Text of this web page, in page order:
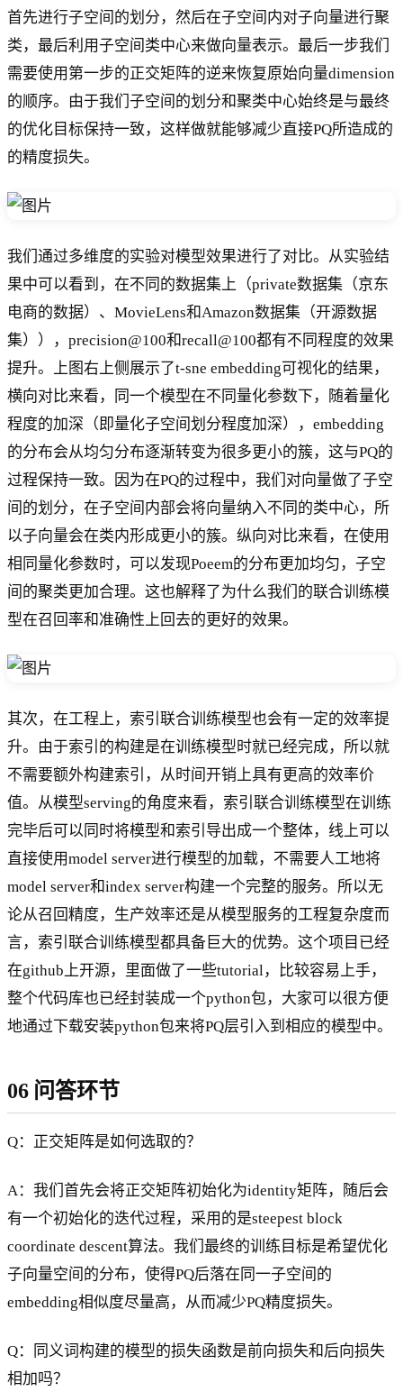
首先进行子空间的划分，然后在子空间内对子向量进行聚
类，最后利用子空间类中心来做向量表示。最后一步我们
需要使用第一步的正交矩阵的逆来恢复原始向量dimension
的顺序。由于我们子空间的划分和聚类中心始终是与最终
的优化目标保持一致，这样做就能够减少直接PQ所造成的
的精度损失。
我们通过多维度的实验对模型效果进行了对比。从实验结
果中可以看到，在不同的数据集上（private数据集（京东
电商的数据）、MovieLens和Amazon数据集（开源数据
集）），precision@100和recall@100都有不同程度的效果
提升。上图右上侧展示了t-sne embedding可视化的结果，
横向对比来看，同一个模型在不同量化参数下，随着量化
程度的加深（即量化子空间划分程度加深），embedding
的分布会从均匀分布逐渐转变为很多更小的簇，这与PQ的
过程保持一致。因为在PQ的过程中，我们对向量做了子空
间的划分，在子空间内部会将向量纳入不同的类中心，所
以子向量会在类内形成更小的簇。纵向对比来看，在使用
相同量化参数时，可以发现Poeem的分布更加均匀，子空
间的聚类更加合理。这也解释了为什么我们的联合训练模
型在召回率和准确性上回去的更好的效果。
其次，在工程上，索引联合训练模型也会有一定的效率提
升。由于索引的构建是在训练模型时就已经完成，所以就
不需要额外构建索引，从时间开销上具有更高的效率价
值。从模型serving的角度来看，索引联合训练模型在训练
完毕后可以同时将模型和索引导出成一个整体，线上可以
直接使用model server进行模型的加载，不需要人工地将
model server和index server构建一个完整的服务。所以无
论从召回精度，生产效率还是从模型服务的工程复杂度而
言，索引联合训练模型都具备巨大的优势。这个项目已经
在github上开源，里面做了一些tutorial，比较容易上手，
整个代码库也已经封装成一个python包，大家可以很方便
地通过下载安装python包来将PQ层引入到相应的模型中。
06 问答环节
Q：正交矩阵是如何选取的？
A：我们首先会将正交矩阵初始化为identity矩阵，随后会
有一个初始化的迭代过程，采用的是steepest block
coordinate descent算法。我们最终的训练目标是希望优化
子向量空间的分布，使得PQ后落在同一子空间的
embedding相似度尽量高，从而减少PQ精度损失。
Q：同义词构建的模型的损失函数是前向损失和后向损失
相加吗？